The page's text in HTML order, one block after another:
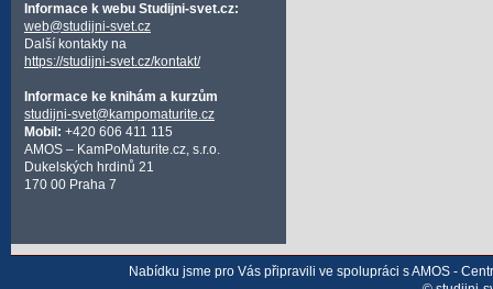
Informace k webu Studijni-svet.cz:
web@studijni-svet.cz
Další kontakty na
https://studijni-svet.cz/kontakt/
Informace ke knihám a kurzům
studijni-svet@kampomaturite.cz
Mobil: +420 606 411 115
AMOS – KamPoMaturite.cz, s.r.o.
Dukelských hrdinů 21
170 00 Praha 7
Nabídku jsme pro Vás připravili ve spolupráci s AMOS -